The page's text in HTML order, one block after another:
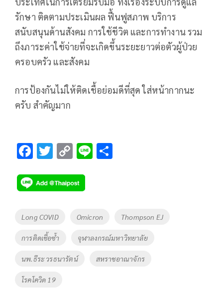
รักษา ติดตามประเมินผล ฟื้นฟูสภาพ บริการ
สนับสนุนด้านสังคม การใช้ชีวิต และการทำงาน รวม
ถึงภาระค่าใช้จ่ายที่จะเกิดขึ้นระยะยาวต่อตัวผู้ป่วย
ครอบครัว และสังคม
การป้องกันไม่ให้ติดเชื้อย่อมดีที่สุด ใส่หน้ากากนะ
ครับ สำคัญมาก
F
e
b
o
o
k
T
tt
er
C
p
y
Li
k
Li
Tags
Long COVID Omicron Thompson EJ
การติดเชื้อซ้ำ จุฬาลงกรณ์มหาวิทยาลัย
นพ.ธีระ วรธนารัตน์ สหราชอาณาจักร
โรคโควิด 19